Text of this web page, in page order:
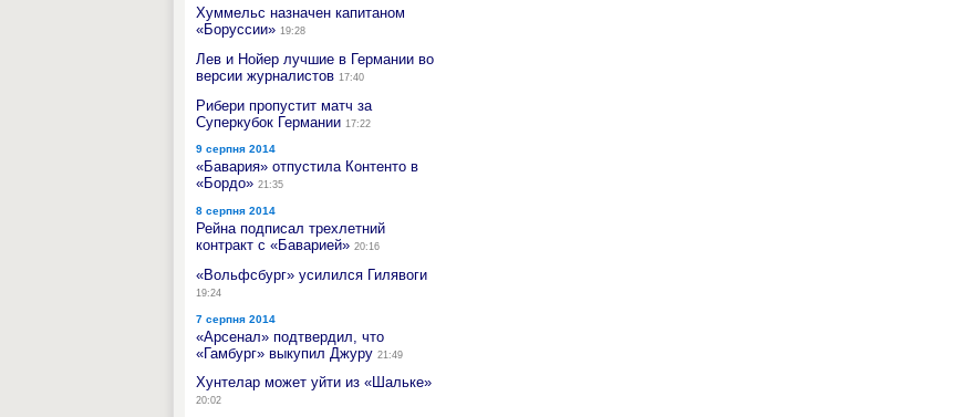
Хуммельс назначен капитаном
«Боруссии» 19:28
Лев и Нойер лучшие в Германии во
версии журналистов 17:40
Рибери пропустит матч за
Суперкубок Германии 17:22
9 серпня 2014
«Бавария» отпустила Контенто в
«Бордо» 21:35
8 серпня 2014
Рейна подписал трехлетний
контракт с «Баварией» 20:16
«Вольфсбург» усилился Гилявоги
19:24
7 серпня 2014
«Арсенал» подтвердил, что
«Гамбург» выкупил Джуру 21:49
Хунтелар может уйти из «Шальке»
20:02